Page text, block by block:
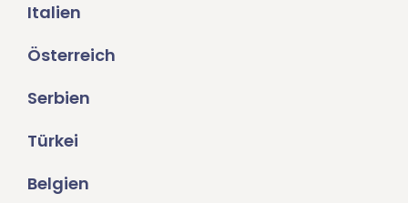
Italien
Österreich
Serbien
Türkei
Belgien